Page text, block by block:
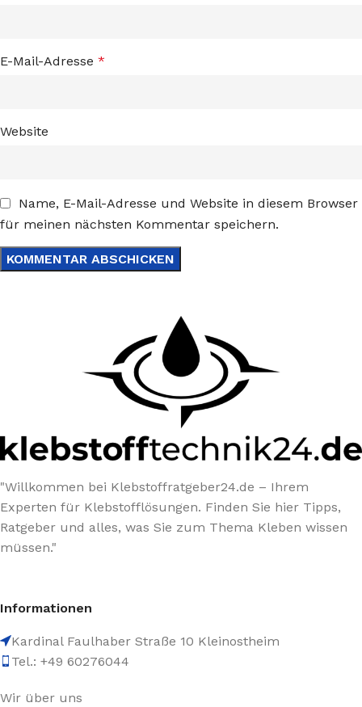
E-Mail-Adresse *
Website
Name, E-Mail-Adresse und Website in diesem Browser
für meinen nächsten Kommentar speichern.
"Willkommen bei Klebstoffratgeber24.de – Ihrem
Experten für Klebstofflösungen. Finden Sie hier Tipps,
Ratgeber und alles, was Sie zum Thema Kleben wissen
müssen."
Informationen
Kardinal Faulhaber Straße 10 Kleinostheim
Tel.: +49 60276044
Wir über uns